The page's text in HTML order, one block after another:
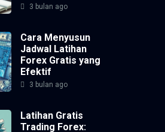
3 bulan ago
Cara Menyusun
Jadwal Latihan
Forex Gratis yang
Efektif
3 bulan ago
Latihan Gratis
Trading Forex: